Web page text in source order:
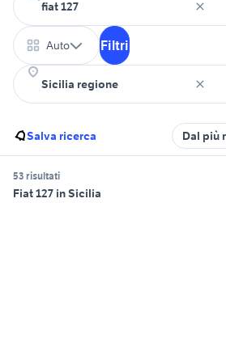
Auto Filtri
Salva ricerca Dal più
53 risultati
Fiat 127 in Sicilia